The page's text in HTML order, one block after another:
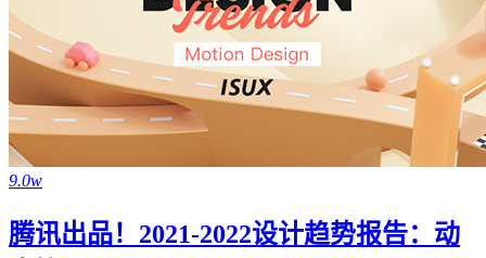
9.0w
腾讯出品！2021-2022设计趋势报告：动